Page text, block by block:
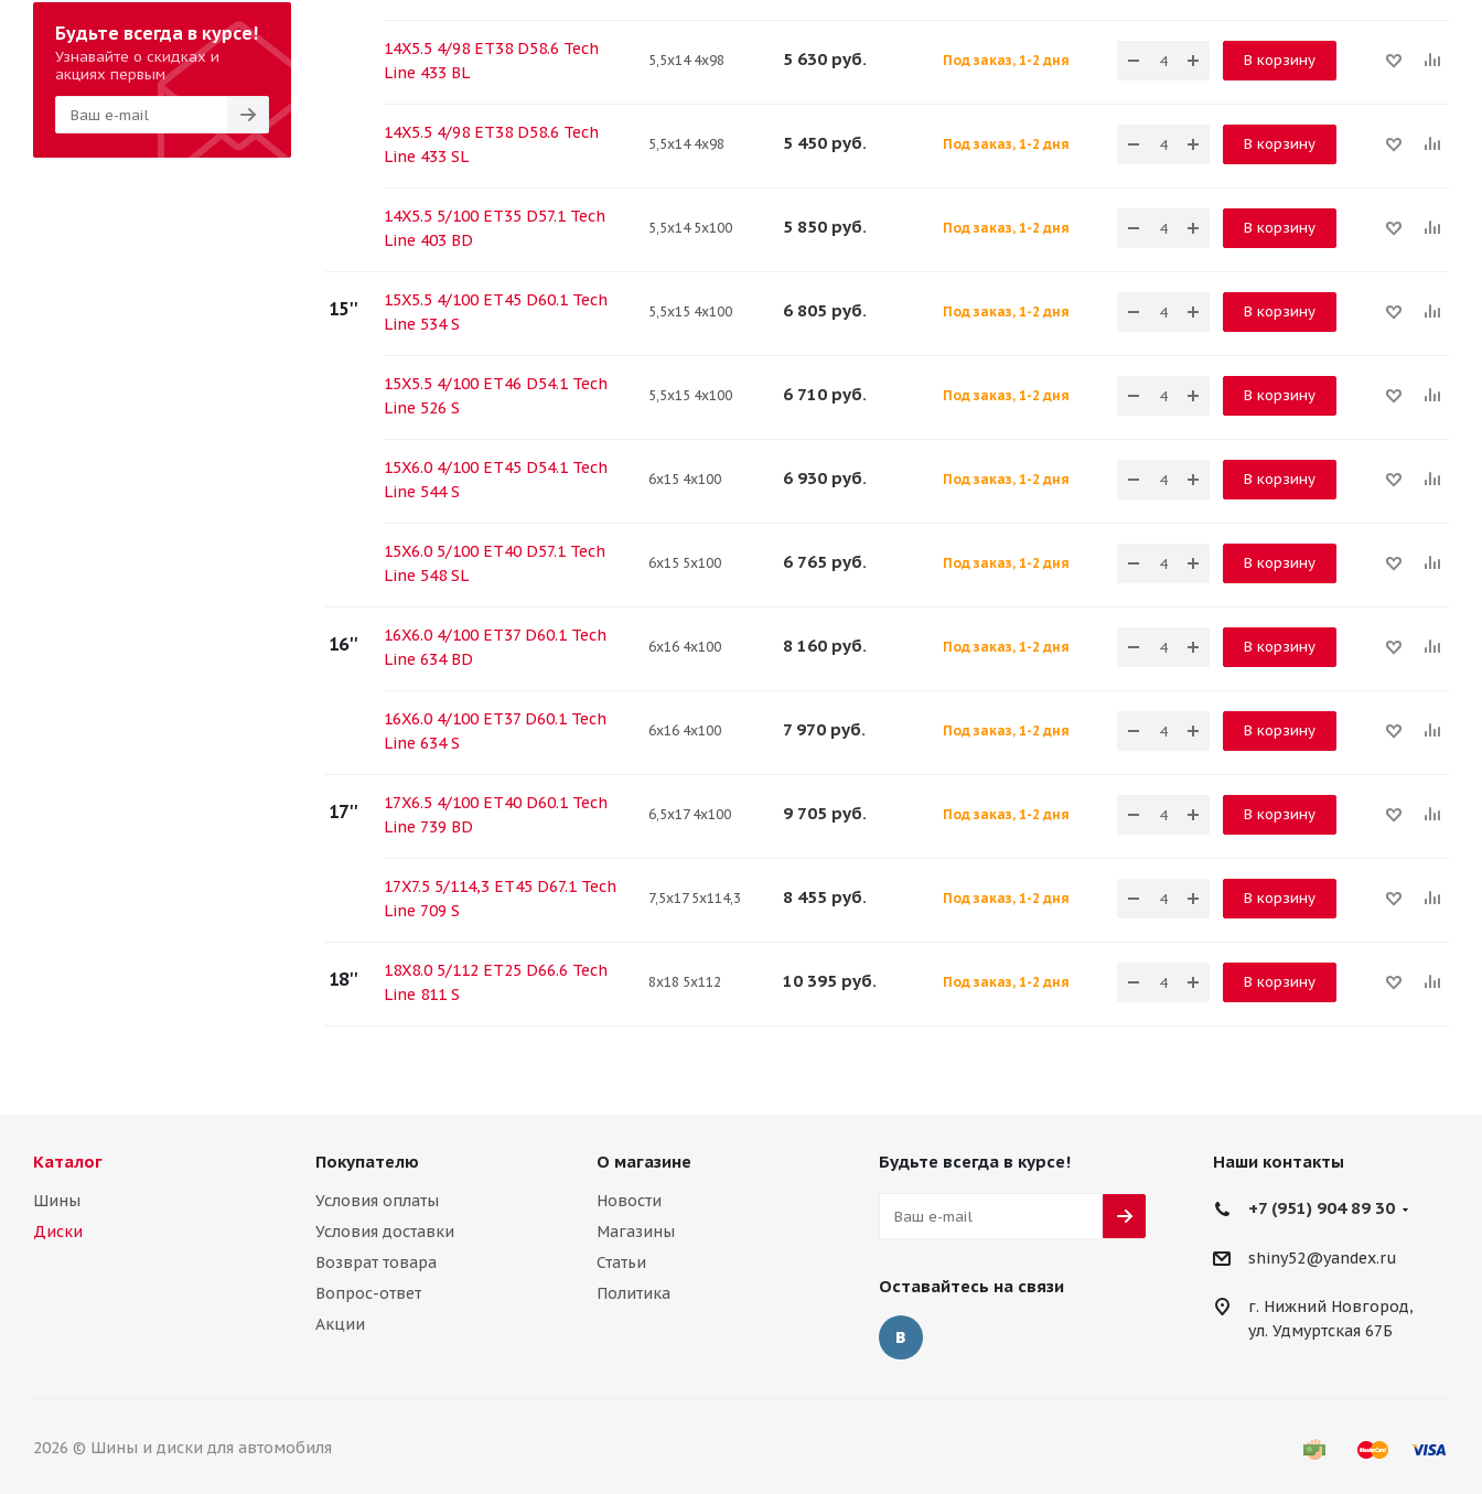
14X5.5 4/98 ET38 D58.6 Tech
Line 433 BL
5,5x14 4x98 5 630 руб. Под заказ, 1-2 дня В корзину
14X5.5 4/98 ET38 D58.6 Tech
Line 433 SL
5,5x14 4x98 5 450 руб. Под заказ, 1-2 дня В корзину
14X5.5 5/100 ET35 D57.1 Tech
Line 403 BD
5,5x14 5x100 5 850 руб. Под заказ, 1-2 дня В корзину
15''
15X5.5 4/100 ET45 D60.1 Tech
Line 534 S
5,5x15 4x100 6 805 руб. Под заказ, 1-2 дня В корзину
15X5.5 4/100 ET46 D54.1 Tech
Line 526 S
5,5x15 4x100 6 710 руб. Под заказ, 1-2 дня В корзину
15X6.0 4/100 ET45 D54.1 Tech
Line 544 S
6x15 4x100 6 930 руб. Под заказ, 1-2 дня В корзину
15X6.0 5/100 ET40 D57.1 Tech
Line 548 SL
6x15 5x100 6 765 руб. Под заказ, 1-2 дня В корзину
16''
16X6.0 4/100 ET37 D60.1 Tech
Line 634 BD
6x16 4x100 8 160 руб. Под заказ, 1-2 дня В корзину
16X6.0 4/100 ET37 D60.1 Tech
Line 634 S
6x16 4x100 7 970 руб. Под заказ, 1-2 дня В корзину
17''
17X6.5 4/100 ET40 D60.1 Tech
Line 739 BD
6,5x17 4x100 9 705 руб. Под заказ, 1-2 дня В корзину
17X7.5 5/114,3 ET45 D67.1 Tech
Line 709 S
7,5x17 5x114,3 8 455 руб. Под заказ, 1-2 дня В корзину
18''
18X8.0 5/112 ET25 D66.6 Tech
Line 811 S
8x18 5x112 10 395 руб. Под заказ, 1-2 дня В корзину
Будьте всегда в курсе!
Узнавайте о скидках и
акциях первым
Каталог
Шины
Диски
Покупателю
Условия оплаты
Условия доставки
Возврат товара
Вопрос-ответ
Акции
О магазине
Новости
Магазины
Статьи
Политика
Будьте всегда в курсе!
Оставайтесь на связи
Наши контакты
+7 (951) 904 89 30
shiny52@yandex.ru
г. Нижний Новгород,
ул. Удмуртская 67Б
2026 © Шины и диски для автомобиля